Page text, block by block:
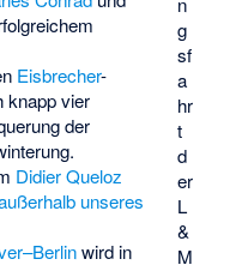
g
sf
a
hr
t
d
er
L
&
M
Eisbrecher-
knapp vier
der
Didier Queloz
unseres
wird in